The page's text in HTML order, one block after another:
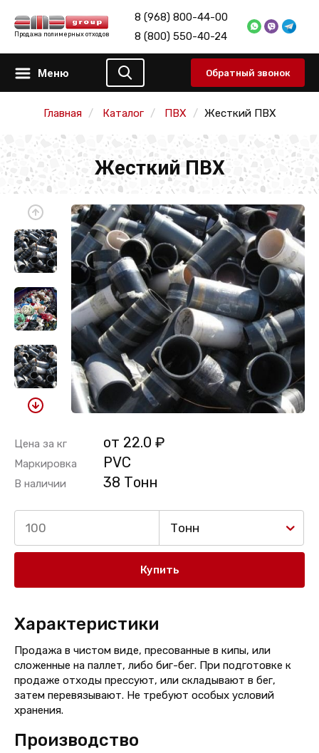
Продажа полимерных отходов
8 (968) 800-44-00
8 (800) 550-40-24
Меню Обратный звонок
Главная Каталог ПВХ Жесткий ПВХ
Жесткий ПВХ
Цена за кг от 22.0 ₽
Маркировка PVC
В наличии 38 Тонн
Тонн
Купить
Характеристики
Продажа в чистом виде, пресованные в кипы, или
сложенные на паллет, либо биг-бег. При подготовке к
продаже отходы прессуют, или складывают в бег,
затем перевязывают. Не требуют особых условий
хранения.
Производство